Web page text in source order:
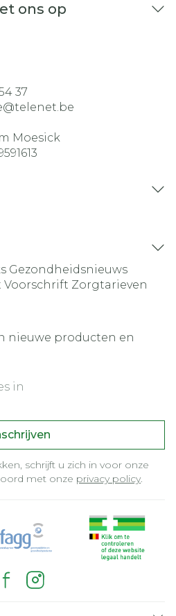
ons op
37
telenet.be
Moesick
Gezondheidsnieuws
Voorschrift Zorgtarieven
nieuwe producten en
schrijft u zich in voor onze
met onze privacy policy.